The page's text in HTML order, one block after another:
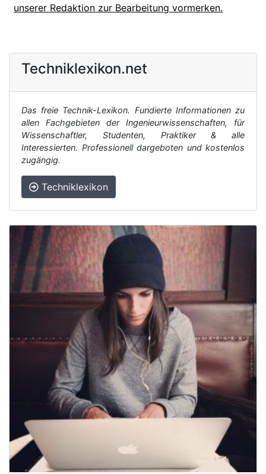
unserer Redaktion zur Bearbeitung vormerken.
Techniklexikon.net
Das freie Technik-Lexikon. Fundierte Informationen zu
allen Fachgebieten der Ingenieurwissenschaften, für
Wissenschaftler, Studenten, Praktiker & alle
Interessierten. Professionell dargeboten und kostenlos
zugängig.
Techniklexikon